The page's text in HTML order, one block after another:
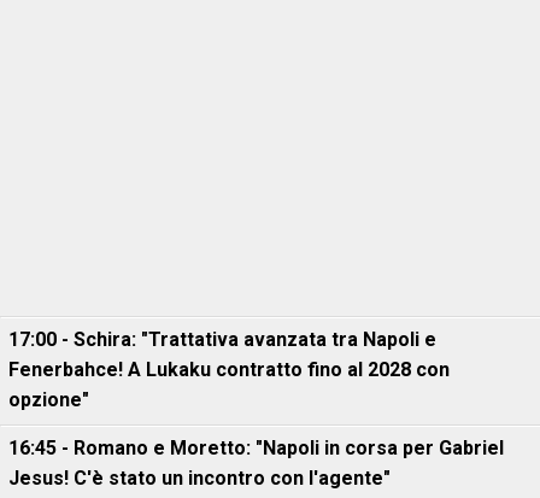
17:00 - Schira: "Trattativa avanzata tra Napoli e
Fenerbahce! A Lukaku contratto fino al 2028 con
opzione"
16:45 - Romano e Moretto: "Napoli in corsa per Gabriel
Jesus! C'è stato un incontro con l'agente"